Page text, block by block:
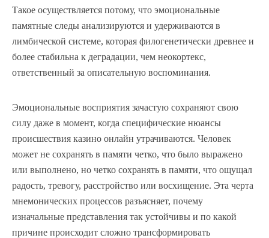
Такое осуществляется потому, что эмоциональные
памятные следы анализируются и удерживаются в
лимбической системе, которая филогенетически древнее и
более стабильна к деградации, чем неокортекс,
ответственный за описательную воспоминания.
Эмоциональные восприятия зачастую сохраняют свою
силу даже в момент, когда специфические нюансы
происшествия казино онлайн утрачиваются. Человек
может не сохранять в памяти четко, что было выражено
или выполнено, но четко сохранять в памяти, что ощущал
радость, тревогу, расстройство или восхищение. Эта черта
мнемонических процессов разъясняет, почему
изначальные представления так устойчивы и по какой
причине происходит сложно трансформировать